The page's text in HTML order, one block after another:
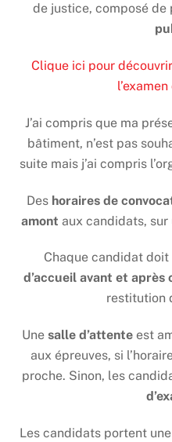
de justice, composé de
Clique ici pour
J’ai compris que ma
bâtiment, n’est pas
suite mais j’ai compris
Des horaires de
amont aux candidats, sur
Chaque candidat
d’accueil avant et après
restitution
Une salle d’attenteest
aux épreuves, si
proche. Sinon, les
Les candidats portent une